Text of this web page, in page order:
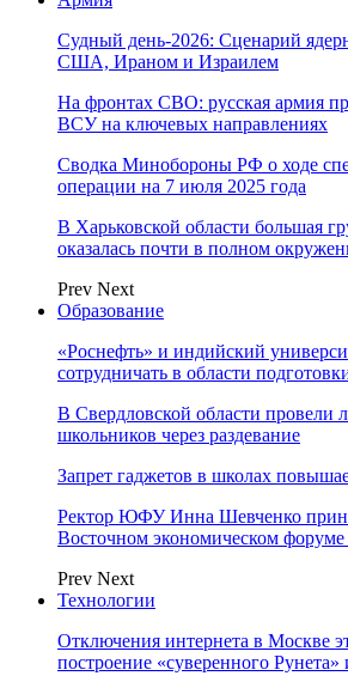
Судный день-2026: Сценарий
США, Ираном и Израилем
На фронтах СВО: русская армия
ВСУ на ключевых направлениях
Сводка Минобороны РФ о ходе
операции на 7 июля 2025 года
В Харьковской области большая
оказалась почти в полном
Prev Next
Образование
«Роснефть» и индийский
сотрудничать в области
В Свердловской области провели
школьников через раздевание
Запрет гаджетов в школах
Ректор ЮФУ Инна Шевченко
Восточном экономическом форуме
Prev Next
Технологии
Отключения интернета в Москве
построение «суверенного